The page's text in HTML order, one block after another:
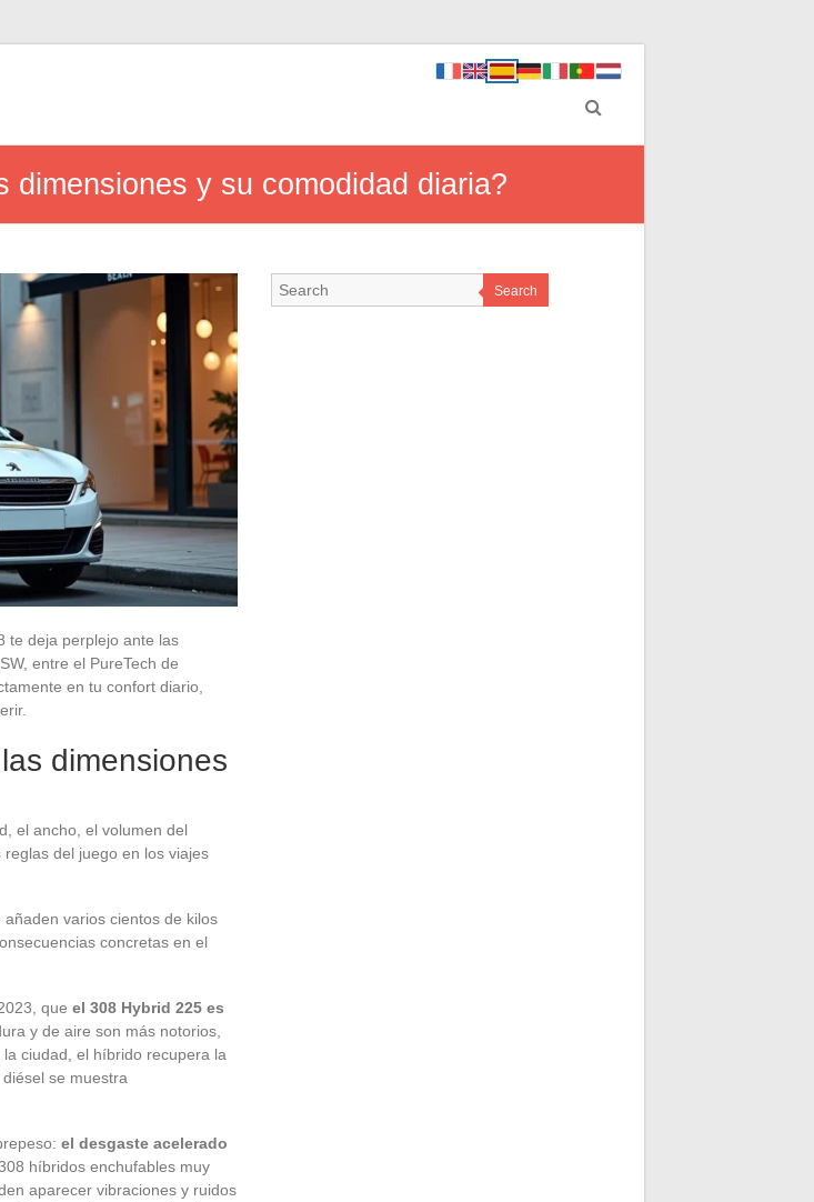
y su comodidad diaria?
te deja perplejo ante las
entre el PureTech de
en tu confort diario,
dimensiones
el ancho, el volumen del
del juego en los viajes
varios cientos de kilos
concretas en el
que el 308 Hybrid 225 es
y de aire son más notorios,
ciudad, el híbrido recupera la
se muestra
el desgaste acelerado
híbridos enchufables muy
aparecer vibraciones y ruidos
Search